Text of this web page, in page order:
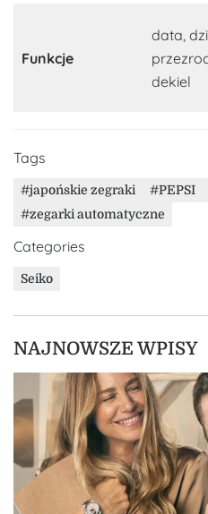
Funkcje
data,
dekiel
Tags
japońskie zegraki PEPSI
zegarki automatyczne
Categories
Seiko
NAJNOWSZE WPISY